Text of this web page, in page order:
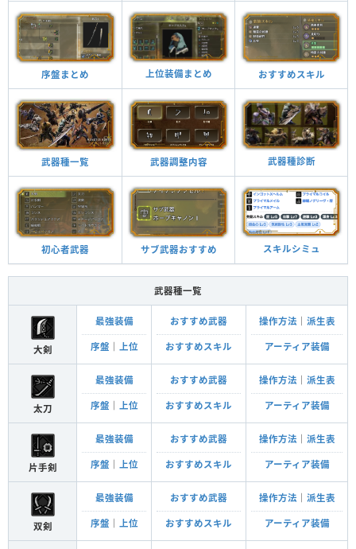
序盤まとめ 上位装備まとめ おすすめスキル
武器種一覧 武器調整内容 武器種診断
初心者武器 サブ武器おすすめ スキルシミュ
武器種一覧
大剣
最強装備
序盤 上位
おすすめ武器
おすすめスキル
操作方法 派生表
アーティア装備
太刀
最強装備
序盤 上位
おすすめ武器
おすすめスキル
操作方法 派生表
アーティア装備
片手剣
最強装備
序盤 上位
おすすめ武器
おすすめスキル
操作方法 派生表
アーティア装備
双剣
最強装備
序盤 上位
おすすめ武器
おすすめスキル
操作方法 派生表
アーティア装備